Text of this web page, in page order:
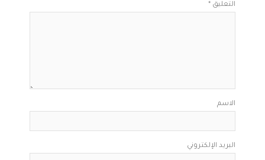
التعليق *
الاسم
البريد الإلكتروني